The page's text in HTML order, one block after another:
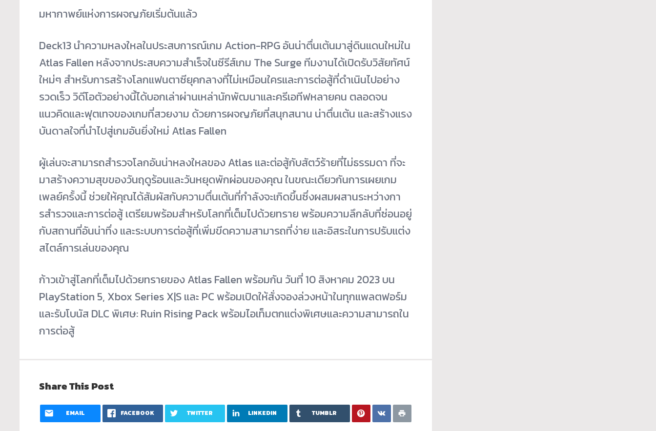
มหากาพย์แห่งการผจญภัยเริ่มต้นแล้ว
Deck13 นำความหลงใหลในประสบการณ์เกม Action-RPG อันน่าตื่นเต้นมาสู่ดินแดนใหม่ใน
Atlas Fallen หลังจากประสบความสำเร็จในซีรีส์เกม The Surge ทีมงานได้เปิดรับวิสัยทัศน์
ใหม่ๆ สำหรับการสร้างโลกแฟนตาซียุคกลางที่ไม่เหมือนใครและการต่อสู้ที่ดำเนินไปอย่าง
รวดเร็ว วิดีโอตัวอย่างนี้ได้บอกเล่าผ่านเหล่านักพัฒนาและครีเอทีฟหลายคน ตลอดจน
แนวคิดและฟุตเทจของเกมที่สวยงาม ด้วยการผจญภัยที่สนุกสนาน น่าตื่นเต้น และสร้างแรง
บันดาลใจที่นำไปสู่เกมอันยิ่งใหม่ Atlas Fallen
ผู้เล่นจะสามารถสำรวจโลกอันน่าหลงใหลของ Atlas และต่อสู้กับสัตว์ร้ายที่ไม่ธรรมดา ที่จะ
มาสร้างความสุขของวันฤดูร้อนและวันหยุดพักผ่อนของคุณ ในขณะเดียวกันการเผยเกม
เพลย์ครั้งนี้ ช่วยให้คุณได้สัมผัสกับความตื่นเต้นที่กำลังจะเกิดขึ้นซึ่งผสมผสานระหว่างกา
รสำรวจและการต่อสู้ เตรียมพร้อมสำหรับโลกที่เต็มไปด้วยทราย พร้อมความลึกลับที่ซ่อนอยู่
กับสถานที่อันน่าทึ่ง และระบบการต่อสู้ที่เพิ่มขีดความสามารถที่ง่าย และอิสระในการปรับแต่ง
สไตล์การเล่นของคุณ
ก้าวเข้าสู่โลกที่เต็มไปด้วยทรายของ Atlas Fallen พร้อมกัน วันที่ 10 สิงหาคม 2023 บน
PlayStation 5, Xbox Series X|S และ PC พร้อมเปิดให้สั่งจองล่วงหน้าในทุกแพลตฟอร์ม
และรับโบนัส DLC พิเศษ: Ruin Rising Pack พร้อมไอเท็มตกแต่งพิเศษและความสามารถใน
การต่อสู้
Share This Post
EMAIL FACEBOOK TWITTER LINKEDIN TUMBLR